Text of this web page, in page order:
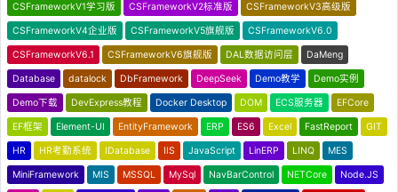
CSFrameworkV1学习版 CSFrameworkV2标准版 CSFrameworkV3高级版
CSFrameworkV4企业版 CSFrameworkV5旗舰版 CSFrameworkV6.0
CSFrameworkV6.1 CSFrameworkV6旗舰版 DAL数据访问层 DaMeng
Database datalock DbFramework DeepSeek Demo教学 Demo实例
Demo下载 DevExpress教程 Docker Desktop DOM ECS服务器 EFCore
EF框架 Element-UI EntityFramework ERP ES6 Excel FastReport GIT
HR HR考勤系统 IDatabase IIS JavaScript LinERP LINQ MES
MiniFramework MIS MSSQL MySql NavBarControl NETCore Node.JS